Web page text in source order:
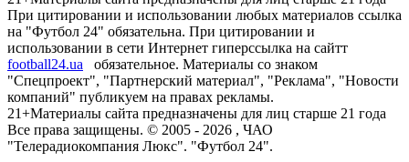
При цитировании и использовании любых материалов ссылка
на "Футбол 24" обязательна. При цитировании и
использовании в сети Интернет гиперссылка на сайтт
football24.ua
обязательное. Материалы со знаком
"Спецпроект", "Партнерский материал", "Реклама", "Новости
компаний" публикуем на правах рекламы.
21+Материалы сайта предназначены для лиц старше 21 года
Все права защищены. © 2005 - 2026 , ЧАО
"Телерадиокомпания Люкс". "Футбол 24".